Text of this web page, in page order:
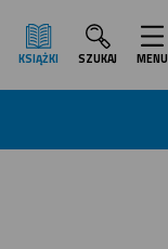
KSIĄŻKI SZUKAJ MENU